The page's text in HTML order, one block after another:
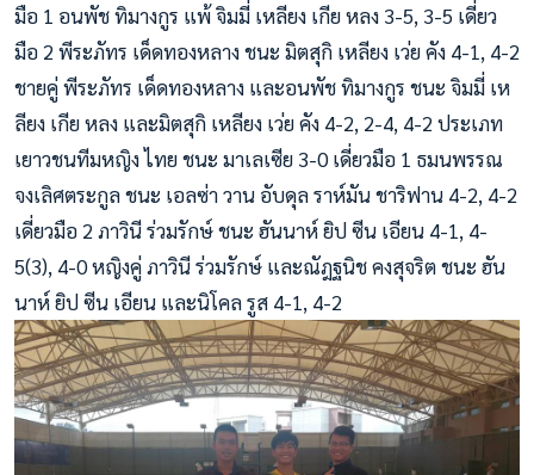
มือ 1 อนพัช ทิมางกูร แพ้ จิมมี่ เหลียง เกีย หลง 3-5, 3-5 เดี่ยว
มือ 2 พีระภัทร เด็ดทองหลาง ชนะ มิตสุกิ เหลียง เว่ย คัง 4-1, 4-2
ชายคู่ พีระภัทร เด็ดทองหลาง และอนพัช ทิมางกูร ชนะ จิมมี่ เห
ลียง เกีย หลง และมิตสุกิ เหลียง เว่ย คัง 4-2, 2-4, 4-2 ประเภท
เยาวชนทีมหญิง ไทย ชนะ มาเลเซีย 3-0 เดี่ยวมือ 1 ธมนพรรณ
จงเลิศตระกูล ชนะ เอลซ่า วาน อับดุล ราห์มัน ชาริฟาน 4-2, 4-2
เดี่ยวมือ 2 ภาวินี ร่วมรักษ์ ชนะ ฮันนาห์ ยิป ซีน เอียน 4-1, 4-
5(3), 4-0 หญิงคู่ ภาวินี ร่วมรักษ์ และณัฎฐนิช คงสุจริต ชนะ ฮัน
นาห์ ยิป ซีน เอียน และนิโคล รูส 4-1, 4-2